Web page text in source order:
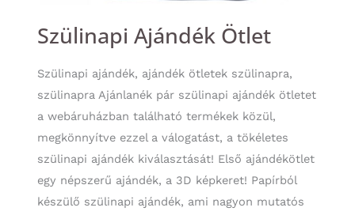
Szülinapi Ajándék Ötlet
Szülinapi ajándék, ajándék ötletek szülinapra,
szülinapra Ajánlanék pár szülinapi ajándék ötletet
a webáruházban található termékek közül,
megkönnyítve ezzel a válogatást, a tökéletes
szülinapi ajándék kiválasztását! Első ajándékötlet
egy népszerű ajándék, a 3D képkeret! Papírból
készülő szülinapi ajándék, ami nagyon mutatós